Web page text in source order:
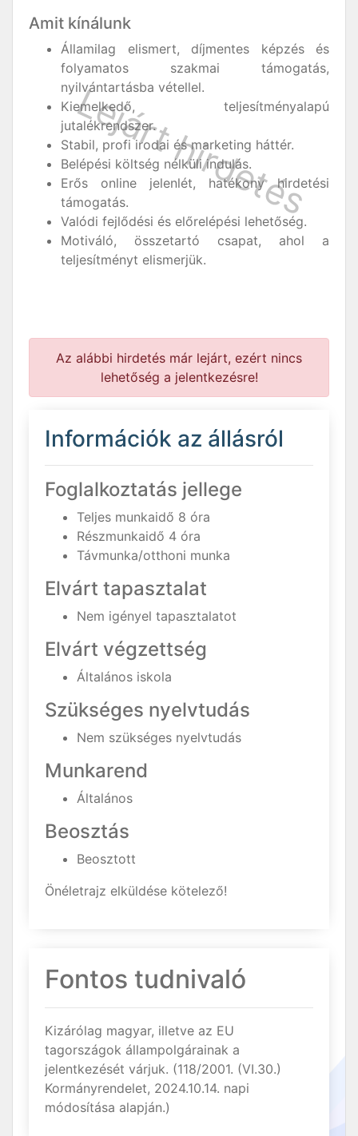
Amit kínálunk
Államilag elismert, díjmentes képzés és
folyamatos szakmai támogatás,
nyilvántartásba vétellel.
Kiemelkedő, teljesítményalapú
jutalékrendszer.
Stabil, profi irodai és marketing háttér.
Belépési költség nélküli indulás.
Erős online jelenlét, hatékony hirdetési
támogatás.
Valódi fejlődési és előrelépési lehetőség.
Motiváló, összetartó csapat, ahol a
teljesítményt elismerjük.
Az alábbi hirdetés már lejárt, ezért nincs
lehetőség a jelentkezésre!
Információk az állásról
Foglalkoztatás jellege
Teljes munkaidő 8 óra
Részmunkaidő 4 óra
Távmunka/otthoni munka
Elvárt tapasztalat
Nem igényel tapasztalatot
Elvárt végzettség
Általános iskola
Szükséges nyelvtudás
Nem szükséges nyelvtudás
Munkarend
Általános
Beosztás
Beosztott
Önéletrajz elküldése kötelező!
Fontos tudnivaló
Kizárólag magyar, illetve az EU
tagországok állampolgárainak a
jelentkezését várjuk. (118/2001. (VI.30.)
Kormányrendelet, 2024.10.14. napi
módosítása alapján.)